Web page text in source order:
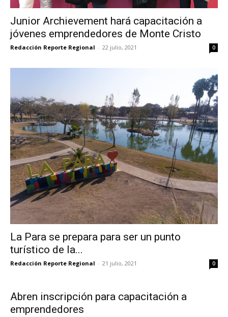
Junior Archievement hará capacitación a
jóvenes emprendedores de Monte Cristo
Redacción Reporte Regional - 22 julio, 2021 0
La Para se prepara para ser un punto
turístico de la...
Redacción Reporte Regional - 21 julio, 2021 0
Abren inscripción para capacitación a
emprendedores